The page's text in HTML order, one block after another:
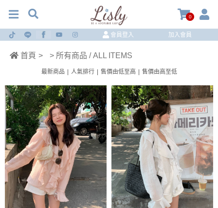
0
會員登入 加入會員
首頁 > > 所有商品 / ALL ITEMS
最新商品 人氣排行 售價由低至高 售價由高至低